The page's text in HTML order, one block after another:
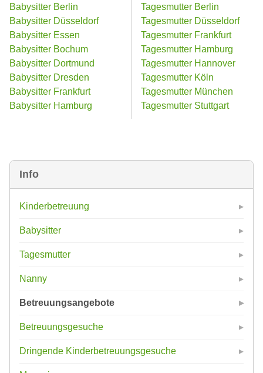
Info
Kinderbetreuung
Babysitter
Tagesmutter
Nanny
Betreuungsangebote
Betreuungsgesuche
Dringende Kinderbetreuungsgesuche
Babysitter Berlin
Babysitter Düsseldorf
Babysitter Essen
Babysitter Bochum
Babysitter Dortmund
Babysitter Dresden
Babysitter Frankfurt
Babysitter Hamburg
Tagesmutter Berlin
Tagesmutter Düsseldorf
Tagesmutter Frankfurt
Tagesmutter Hamburg
Tagesmutter Hannover
Tagesmutter Köln
Tagesmutter München
Tagesmutter Stuttgart